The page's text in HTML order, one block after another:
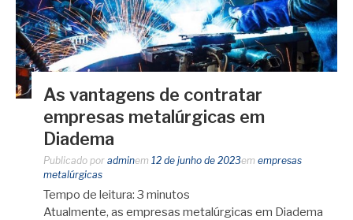
As vantagens de contratar
empresas metalúrgicas em
Diadema
Publicado por adminem 12 de junho de 2023em empresas
metalúrgicas
Tempo de leitura: 3 minutos
Atualmente, as empresas metalúrgicas em Diadema